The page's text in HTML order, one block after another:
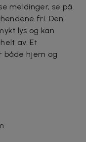
meldinger, se på
fri. Den
lys og kan
av. Et
både hjem og